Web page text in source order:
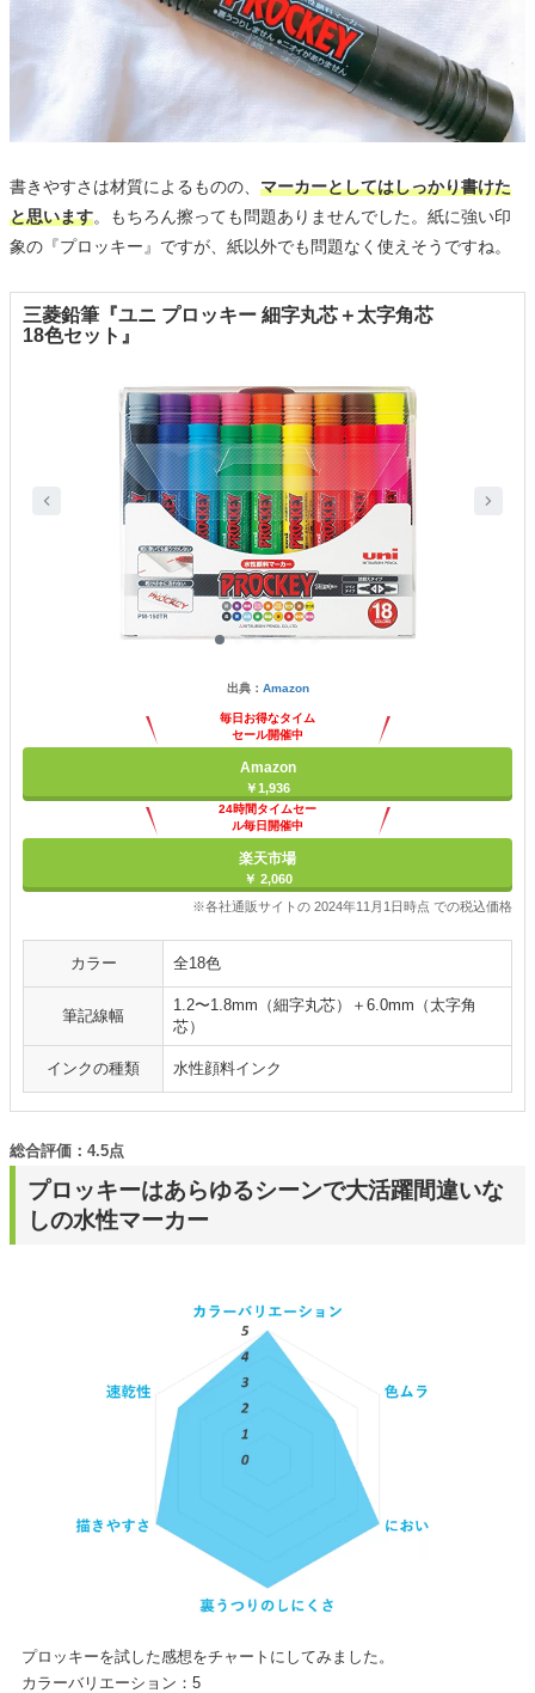
書きやすさは材質によるものの、 マーカーとしてはしっかり書けた
と思います。もちろん擦っても問題ありませんでした。紙に強い印
象の『プロッキー』ですが、紙以外でも問題なく使えそうですね。
三菱鉛筆『ユニ プロッキー 細字丸芯＋太字角芯
18色セット』
出典： Amazon
毎日お得なタイム
セール開催中
Amazon
￥1,936
24時間タイムセー
ル毎日開催中
楽天市場
￥ 2,060
※各社通販サイトの 2024年11月1日時点 での税込価格
カラー 全18色
筆記線幅
1.2〜1.8mm（細字丸芯）＋6.0mm（太字角
芯）
インクの種類 水性顔料インク
プロッキーはあらゆるシーンで大活躍間違いな
しの水性マーカー
総合評価：4.5点
プロッキーを試した感想をチャートにしてみました。
カラーバリエーション：5